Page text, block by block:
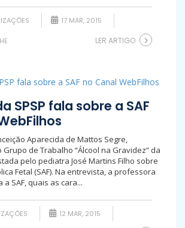
17 MAR, 2015
LER ARTIGO
SPSP fala sobre a SAF
Aparecida de Mattos Segre,
de Trabalho “Álcool na Gravidez” da
pelo pediatra José Martins Filho sobre
Fetal (SAF). Na entrevista, a professora
SAF, quais as cara...
12 MAR, 2015